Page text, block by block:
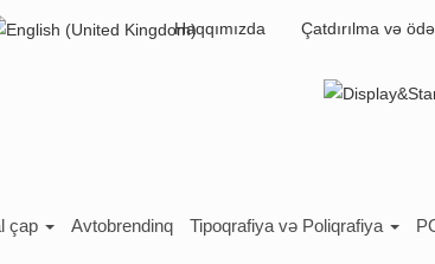
Haqqımızda Çatdırılma və
çap Avtobrendinq Tipoqrafiya və Poliqrafiya